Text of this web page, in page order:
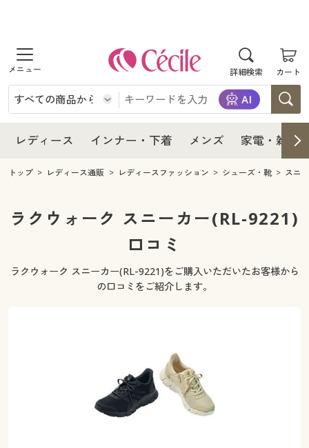
詳細検索 カート
商品を探す
レディース
レディースファッション
女性下着
インナー・下着
インナー・下着通販すべて
女性下着
ジュニア・ティーンズ下着
メンズ
メンズ通販すべて
家電・雑貨
寝具・インテリア・家具
寝具・インテリア・家具通販すべて
カーテン・ラグ・ファブリック
大きいサイズ通販すべて
レディース インナー・下着 メンズ 家電・雑貨
レディース
レディース通販すべて
レディースファッション
インナー・下着
インナー・下着通販すべて
ジュニア・ティーンズ下着
メンズ
キッチン・雑貨・日用品
寝具・インテリア・家具通販すべて
家具・収納
美容・健康通販すべて
制服・スクール
ジュニア・ティーンズ下着
大きいサイズ レディース服
トップ レディース通販 レディースファッション シューズ・靴 スニ
ラクウォーク スニーカー(RL-9221)
口コミ
ラクウォーク スニーカー(RL-9221)をご購入いただいたお客様から
の口コミをご紹介します。